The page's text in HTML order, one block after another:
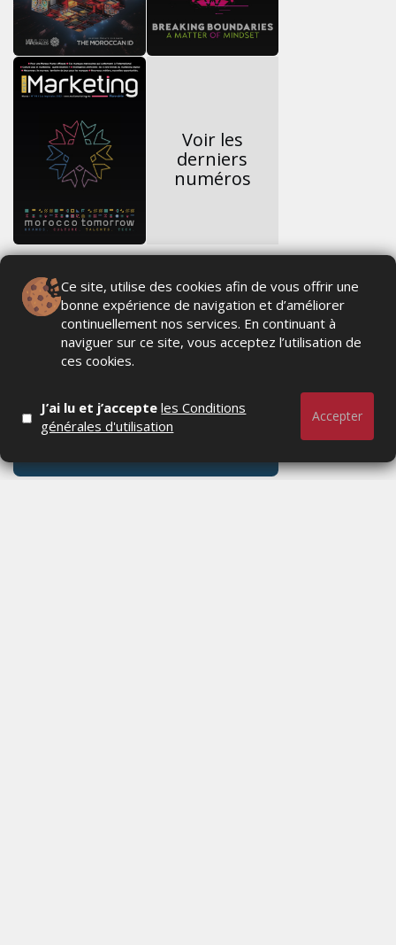
Voir les
derniers
numéros
Ce site, utilise des cookies afin de vous offrir une
bonne expérience de navigation et d’améliorer
continuellement nos services. En continuant à
naviguer sur ce site, vous acceptez l’utilisation de
ces cookies.
J’ai lu et j’accepteles Conditions
générales d'utilisation
Accepter